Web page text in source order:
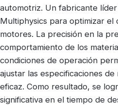
automotriz. Un fabricante
Multiphysics para optimizar el
motores. La precisión en la
comportamiento de los
condiciones de operación
ajustar las especificaciones de
eficaz. Como resultado, se
significativa en el tiempo de